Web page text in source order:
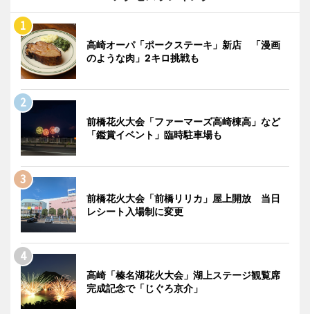
高崎オーパ「ポークステーキ」新店 「漫画
のような肉」2キロ挑戦も
前橋花火大会「ファーマーズ高崎棟高」など
「鑑賞イベント」臨時駐車場も
前橋花火大会「前橋リリカ」屋上開放 当日
レシート入場制に変更
高崎「榛名湖花火大会」湖上ステージ観覧席
完成記念で「じぐろ京介」